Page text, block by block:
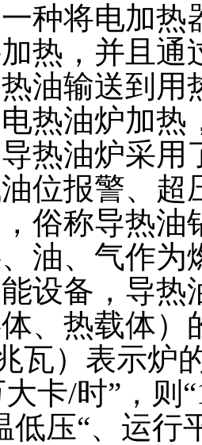
种将电加热
热，并且通
油输送到
热油炉加
热油炉采用
位报警、超
俗称导热油
油、气作为
设备，导热
体、热载体
瓦）表示炉
卡/时”，则
低压“、运行